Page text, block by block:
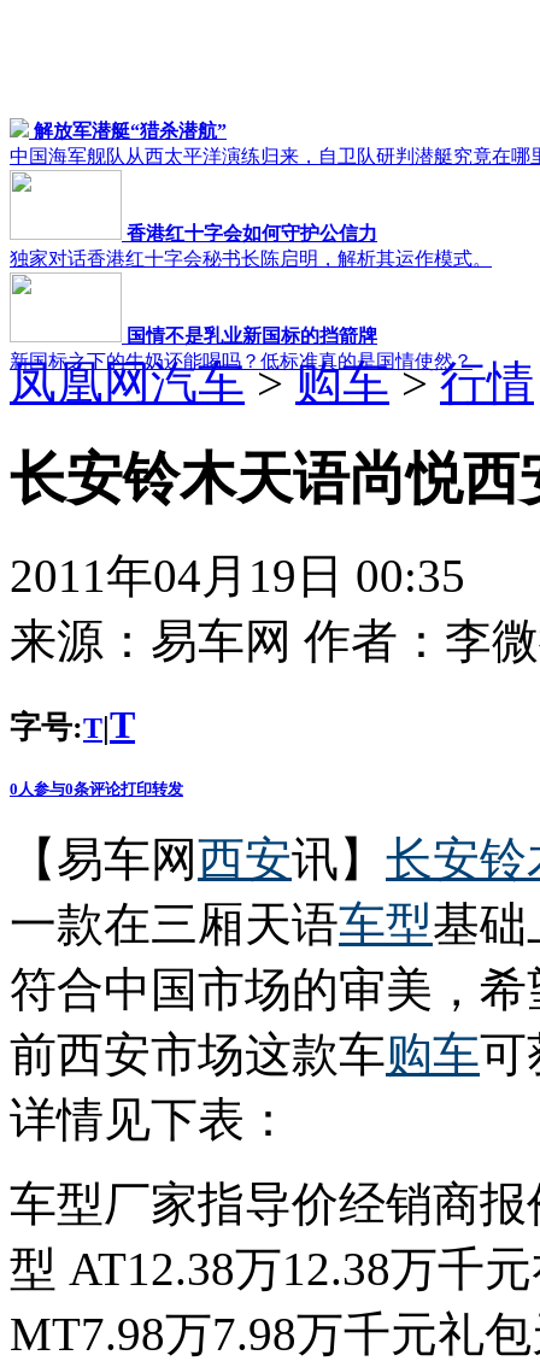
解放军潜艇“猎杀潜航”
中国海军舰队从西太平洋演练归来，自卫队研判潜艇究竟在哪
香港红十字会如何守护公信力
独家对话香港红十字会秘书长陈启明，解析其运作模式。
国情不是乳业新国标的挡箭牌
新国标之下的牛奶还能喝吗？低标准真的是国情使然？
凤凰网汽车>购车>行情
长安铃木天语尚悦西
2011年04月19日 00:35
来源： 易车网 作者： 李
字号:T|T
0 人参与0条评论打印转发
【易车网西安讯】 长安铃
一款在三厢天语车型基础
符合中国市场的审美，
前西安市场这款车购车可
详情见下表：
车型厂家指导价经销商报
型 AT12.38万12.38万千
MT7.98万7.98万千元礼